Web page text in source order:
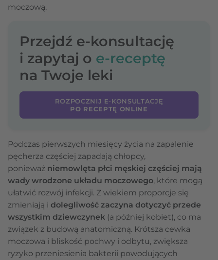
moczową.
Przejdź e-konsultację
i zapytaj o e-receptę
na Twoje leki
ROZPOCZNIJ E-KONSULTACJĘ
PO RECEPTĘ ONLINE
Podczas pierwszych miesięcy życia na zapalenie
pęcherza częściej zapadają chłopcy,
ponieważ niemowlęta płci męskiej częściej mają
wady wrodzone układu moczowego, które mogą
ułatwić rozwój infekcji. Z wiekiem proporcje się
zmieniają i dolegliwość zaczyna dotyczyć przede
wszystkim dziewczynek (a później kobiet), co ma
związek z budową anatomiczną. Krótsza cewka
moczowa i bliskość pochwy i odbytu, zwiększa
ryzyko przeniesienia bakterii powodujących